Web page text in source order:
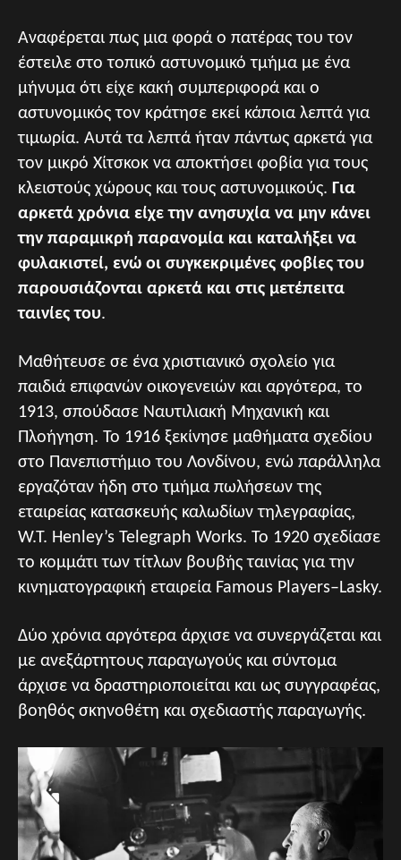
Αναφέρεται πως μια φορά ο πατέρας του τον
έστειλε στο τοπικό αστυνομικό τμήμα με ένα
μήνυμα ότι είχε κακή συμπεριφορά και ο
αστυνομικός τον κράτησε εκεί κάποια λεπτά για
τιμωρία. Αυτά τα λεπτά ήταν πάντως αρκετά για
τον μικρό Χίτσκοκ να αποκτήσει φοβία για τους
κλειστούς χώρους και τους αστυνομικούς. Για
αρκετά χρόνια είχε την ανησυχία να μην κάνει
την παραμικρή παρανομία και καταλήξει να
φυλακιστεί, ενώ οι συγκεκριμένες φοβίες του
παρουσιάζονται αρκετά και στις μετέπειτα
ταινίες του.
Μαθήτευσε σε ένα χριστιανικό σχολείο για
παιδιά επιφανών οικογενειών και αργότερα, το
1913, σπούδασε Ναυτιλιακή Μηχανική και
Πλοήγηση. Το 1916 ξεκίνησε μαθήματα σχεδίου
στο Πανεπιστήμιο του Λονδίνου, ενώ παράλληλα
εργαζόταν ήδη στο τμήμα πωλήσεων της
εταιρείας κατασκευής καλωδίων τηλεγραφίας,
W.T. Henley’s Telegraph Works. Το 1920 σχεδίασε
το κομμάτι των τίτλων βουβής ταινίας για την
κινηματογραφική εταιρεία Famous Players–Lasky.
Δύο χρόνια αργότερα άρχισε να συνεργάζεται και
με ανεξάρτητους παραγωγούς και σύντομα
άρχισε να δραστηριοποιείται και ως συγγραφέας,
βοηθός σκηνοθέτη και σχεδιαστής παραγωγής.